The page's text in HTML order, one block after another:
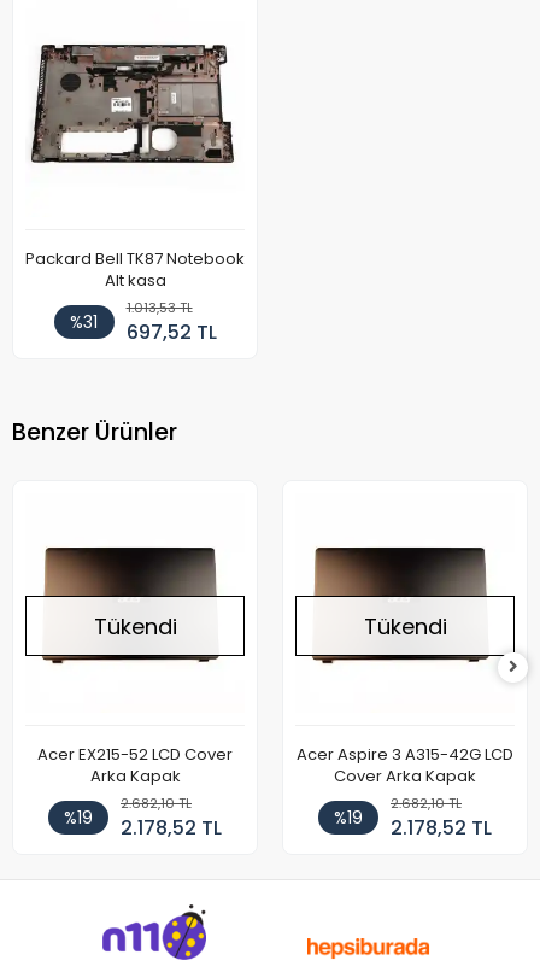
Packard Bell TK87 Notebook
Alt kasa
%31
1.013,53 TL
697,52 TL
Benzer Ürünler
Tükendi
Acer EX215-52 LCD Cover
Arka Kapak
%19
2.682,10 TL
2.178,52 TL
Tükendi
Acer Aspire 3 A315-42G LCD
Cover Arka Kapak
%19
2.682,10 TL
2.178,52 TL